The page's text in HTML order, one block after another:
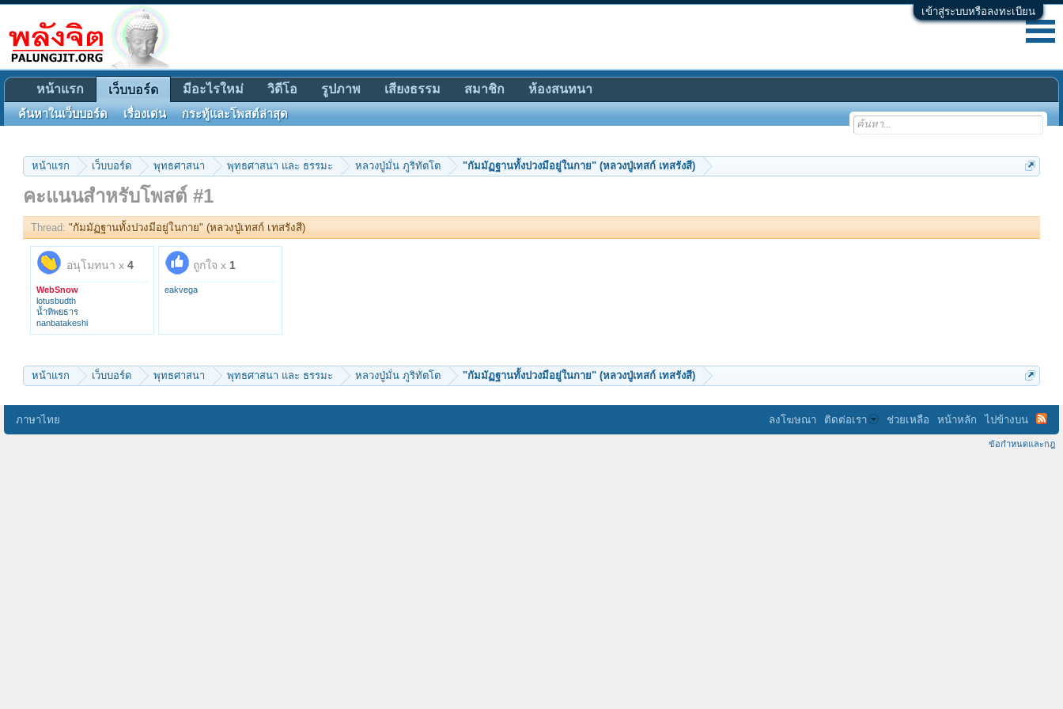
เข้าสู่ระบบหรือลงทะเบียน
หน้าแรก เว็บบอร์ด พุทธศาสนา พุทธศาสนา และ ธรรมะ หลวงปู่มั่น ภูริทัตโต "กัมมัฏฐานทั้งปวงมีอยู่ในกาย" (หลวงปู่เทสก์ เทสรังสี)
คะแนนสำหรับโพสต์ #1
Thread: "กัมมัฏฐานทั้งปวงมีอยู่ในกาย" (หลวงปู่เทสก์ เทสรังสี)
อนุโมทนา x 4
WebSnow
lotusbudth
น้ำทิพยธาร
nanbatakeshi
ถูกใจ x 1
eakvega
หน้าแรก เว็บบอร์ด พุทธศาสนา พุทธศาสนา และ ธรรมะ หลวงปู่มั่น ภูริทัตโต "กัมมัฏฐานทั้งปวงมีอยู่ในกาย" (หลวงปู่เทสก์ เทสรังสี)
หน้าแรก เว็บบอร์ด
ค้นหาในเว็บบอร์ด เรื่องเด่น กระทู้และโพสต์ล่าสุด
มีอะไรใหม่ วิดีโอ รูปภาพ เสียงธรรม สมาชิก ห้องสนทนา
ภาษาไทย ลงโฆษณา ติดต่อเรา ช่วยเหลือ หน้าหลัก ไปข้างบน
ข้อกำหนดและกฎ